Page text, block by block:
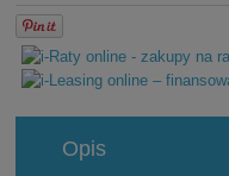
Opis